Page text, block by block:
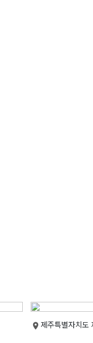
제주특별자치도